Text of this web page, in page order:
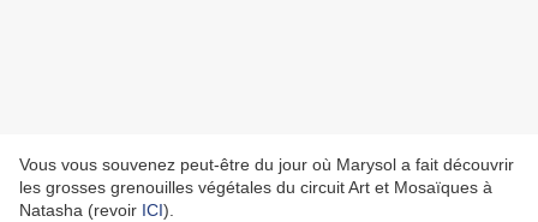
Vous vous souvenez peut-être du jour où Marysol a fait découvrir
les grosses grenouilles végétales du circuit Art et Mosaïques à
Natasha (revoir ICI).